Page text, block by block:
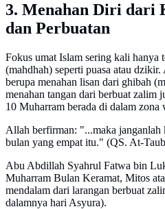
3. Menahan Diri dari
dan Perbuatan
Fokus umat Islam sering kali hanya
(mahdhah) seperti puasa atau
berupa menahan lisan dari ghibah
menahan tangan dari berbuat zalim
10 Muharram berada di dalam zona
Allah berfirman: "...maka
bulan yang empat itu." (QS. At-
Abu Abdillah Syahrul Fatwa bin
Muharram Bulan Keramat, Mitos
mendalam dari larangan berbuat
dalamnya hari Asyura).